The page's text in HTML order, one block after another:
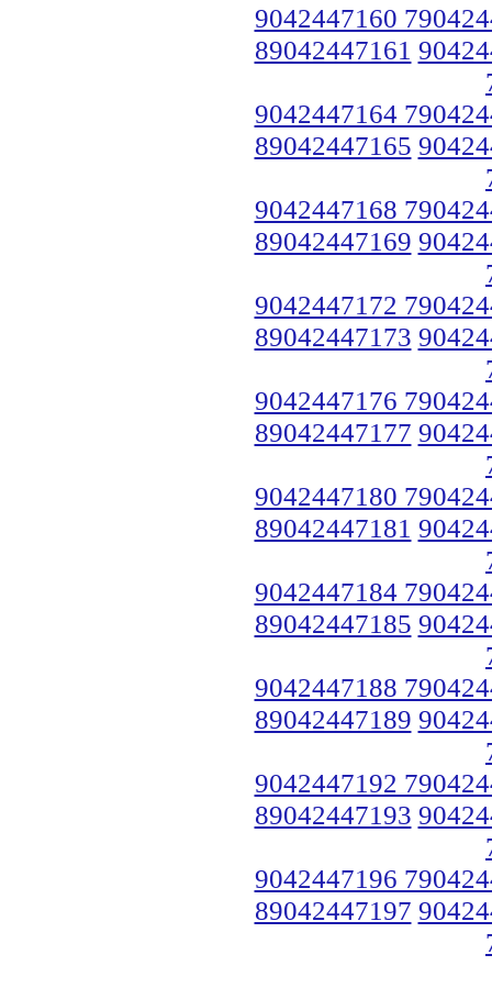
9042447160
89042447161
9042447164
89042447165
9042447168
89042447169
9042447172
89042447173
9042447176
89042447177
9042447180
89042447181
9042447184
89042447185
9042447188
89042447189
9042447192
89042447193
9042447196
89042447197